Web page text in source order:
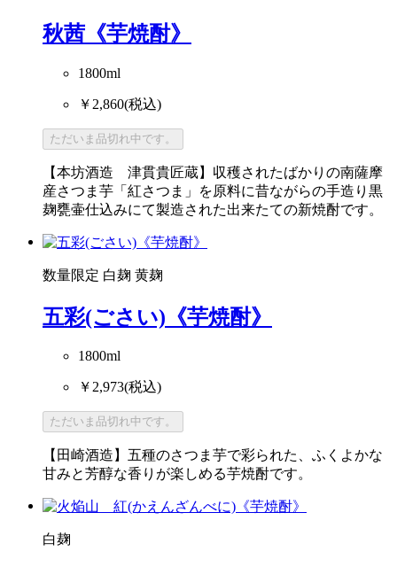
秋茜《芋焼酎》
1800ml
￥2,860(税込)
ただいま品切れ中です。
【本坊酒造 津貫貴匠蔵】収穫されたばかりの南薩摩
産さつま芋「紅さつま」を原料に昔ながらの手造り黒
麹甕壷仕込みにて製造された出来たての新焼酎です。
数量限定 白麹 黄麹
五彩(ごさい)《芋焼酎》
1800ml
￥2,973(税込)
ただいま品切れ中です。
【田崎酒造】五種のさつま芋で彩られた、ふくよかな
甘みと芳醇な香りが楽しめる芋焼酎です。
白麹